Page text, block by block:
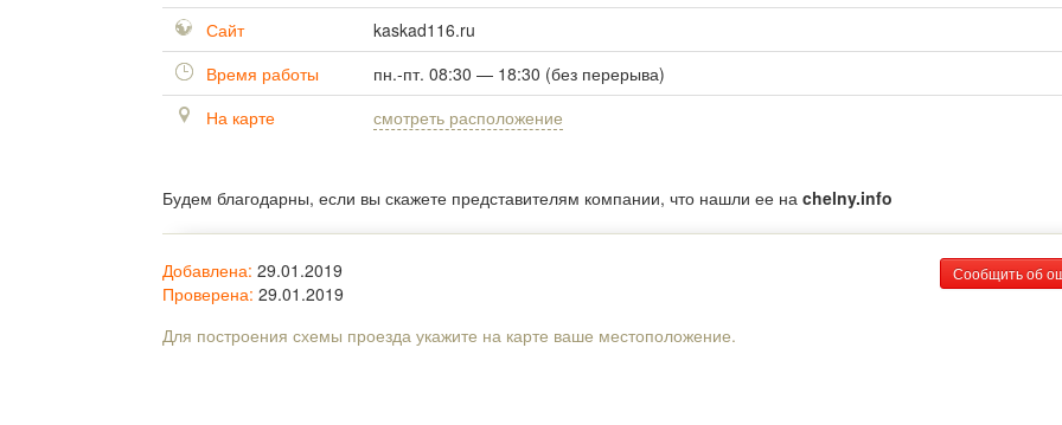
Сайт
kaskad116.ru
Время работы
пн.-пт. 08:30 — 18:30 (без перерыва)
На карте
смотреть расположение
Будем благодарны, если вы скажете представителям компании, что нашли ее на chelny.info
Сообщить об
Добавлена: 29.01.2019
Проверена: 29.01.2019
Для построения схемы проезда укажите на карте ваше местоположение.